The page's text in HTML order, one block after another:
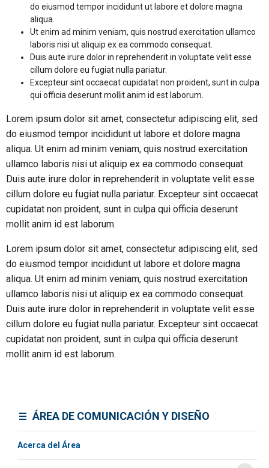
do eiusmod tempor incididunt ut labore et dolore magna
aliqua.
Ut enim ad minim veniam, quis nostrud exercitation ullamco
laboris nisi ut aliquip ex ea commodo consequat.
Duis aute irure dolor in reprehenderit in voluptate velit esse
cillum dolore eu fugiat nulla pariatur.
Excepteur sint occaecat cupidatat non proident, sunt in culpa
qui officia deserunt mollit anim id est laborum.
Lorem ipsum dolor sit amet, consectetur adipiscing elit, sed
do eiusmod tempor incididunt ut labore et dolore magna
aliqua. Ut enim ad minim veniam, quis nostrud exercitation
ullamco laboris nisi ut aliquip ex ea commodo consequat.
Duis aute irure dolor in reprehenderit in voluptate velit esse
cillum dolore eu fugiat nulla pariatur. Excepteur sint occaecat
cupidatat non proident, sunt in culpa qui officia deserunt
mollit anim id est laborum.
Lorem ipsum dolor sit amet, consectetur adipiscing elit, sed
do eiusmod tempor incididunt ut labore et dolore magna
aliqua. Ut enim ad minim veniam, quis nostrud exercitation
ullamco laboris nisi ut aliquip ex ea commodo consequat.
Duis aute irure dolor in reprehenderit in voluptate velit esse
cillum dolore eu fugiat nulla pariatur. Excepteur sint occaecat
cupidatat non proident, sunt in culpa qui officia deserunt
mollit anim id est laborum.
ÁREA DE COMUNICACIÓN Y DISEÑO
Acerca del Área